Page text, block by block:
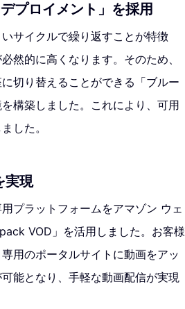
プロイメント」を採用
サイクルで繰り返すことが特徴
然的に高くなります。そのため、
切り替えることができる「ブルー
構築しました。これにより、可用
した。
実現
プラットフォームをアマゾン ウェ
VOD」を活用しました。お客様
用のポータルサイトに動画をアッ
能となり、手軽な動画配信が実現